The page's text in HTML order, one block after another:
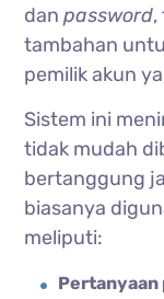
danpassword,
tambahan
pemilik akun
Sistem ini
tidak mudah
bertanggung
biasanya
meliputi:
Pertanyaan